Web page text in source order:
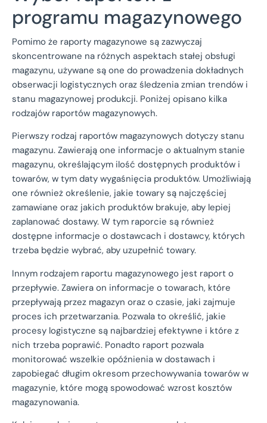
programu magazynowego
Pomimo że raporty magazynowe są zazwyczaj
skoncentrowane na różnych aspektach stałej obsługi
magazynu, używane są one do prowadzenia dokładnych
obserwacji logistycznych oraz śledzenia zmian trendów i
stanu magazynowej produkcji. Poniżej opisano kilka
rodzajów raportów magazynowych.
Pierwszy rodzaj raportów magazynowych dotyczy stanu
magazynu. Zawierają one informacje o aktualnym stanie
magazynu, określającym ilość dostępnych produktów i
towarów, w tym daty wygaśnięcia produktów. Umożliwiają
one również określenie, jakie towary są najczęściej
zamawiane oraz jakich produktów brakuje, aby lepiej
zaplanować dostawy. W tym raporcie są również
dostępne informacje o dostawcach i dostawcy, których
trzeba będzie wybrać, aby uzupełnić towary.
Innym rodzajem raportu magazynowego jest raport o
przepływie. Zawiera on informacje o towarach, które
przepływają przez magazyn oraz o czasie, jaki zajmuje
proces ich przetwarzania. Pozwala to określić, jakie
procesy logistyczne są najbardziej efektywne i które z
nich trzeba poprawić. Ponadto raport pozwala
monitorować wszelkie opóźnienia w dostawach i
zapobiegać długim okresom przechowywania towarów w
magazynie, które mogą spowodować wzrost kosztów
magazynowania.